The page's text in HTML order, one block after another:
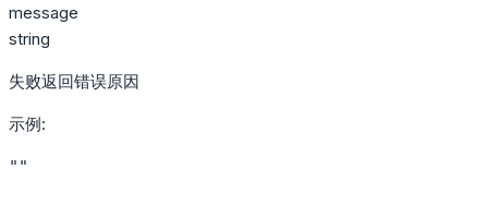
message
string
失败返回错误原因
示例:
""